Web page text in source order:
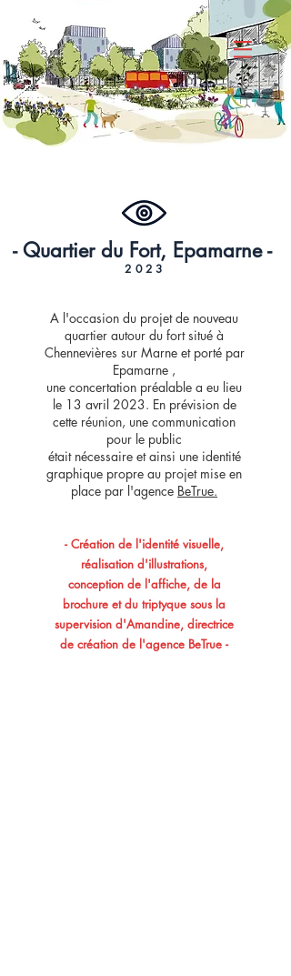
A l'occasion du projet de nouveau
quartier autour du fort situé à
Chennevières sur Marne et porté par
Epamarne ,
une concertation préalable a eu lieu
le 13 avril 2023. En prévision de
cette réunion, une communication
pour le public
était nécessaire et ainsi une identité
graphique propre au projet mise en
place par l'agence BeTrue.
- Création de l'identité visuelle,
réalisation d'illustrations,
conception de l'affiche, de la
brochure et du triptyque sous la
supervision d'Amandine, directrice
de création de l'agence BeTrue -
- Quartier du Fort, Epamarne -
2023